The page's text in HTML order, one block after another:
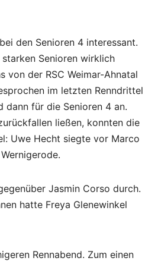
den Senioren 4 interessant.
Senioren wirklich
von der RSC Weimar-Ahnatal
im letzten Renndrittel
dann für die Senioren 4 an.
ließen, konnten die
Uwe Hecht siegte vor Marco
Jasmin Corso durch.
hatte Freya Glenewinkel
Rennabend. Zum einen